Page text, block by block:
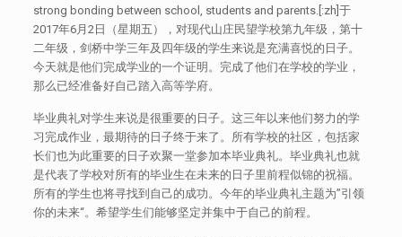
strong bonding between school, students and parents.[:zh]于
2017年6月2日（星期五），对现代山庄民望学校第九年级，第十
二年级，剑桥中学三年及四年级的学生来说是充满喜悦的日子。
今天就是他们完成学业的一个证明。完成了他们在学校的学业，
那么已经准备好自己踏入高等学府。
毕业典礼对学生来说是很重要的日子。这三年以来他们努力的学
习完成作业，最期待的日子终于来了。所有学校的社区，包括家
长们也为此重要的日子欢聚一堂参加本毕业典礼。毕业典礼也就
是代表了学校对所有的毕业生在未来的日子里前程似锦的祝福。
所有的学生也将寻找到自己的成功。今年的毕业典礼主题为”引领
你的未来“。希望学生们能够坚定并集中于自己的前程。